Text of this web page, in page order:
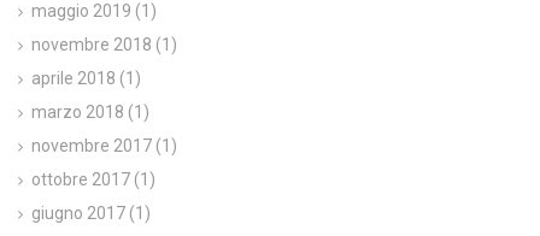
maggio 2019 (1)
novembre 2018 (1)
aprile 2018 (1)
marzo 2018 (1)
novembre 2017 (1)
ottobre 2017 (1)
giugno 2017 (1)